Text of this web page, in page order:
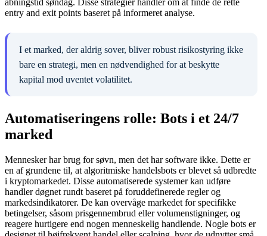
åbningstid søndag. Disse strategier handler om at finde de rette
entry and exit points baseret på informeret analyse.
I et marked, der aldrig sover, bliver robust risikostyring ikke
bare en strategi, men en nødvendighed for at beskytte
kapital mod uventet volatilitet.
Automatiseringens rolle: Bots i et 24/7
marked
Mennesker har brug for søvn, men det har software ikke. Dette er
en af grundene til, at algoritmiske handelsbots er blevet så udbredte
i kryptomarkedet. Disse automatiserede systemer kan udføre
handler døgnet rundt baseret på foruddefinerede regler og
markedsindikatorer. De kan overvåge markedet for specifikke
betingelser, såsom prisgennembrud eller volumenstigninger, og
reagere hurtigere end nogen menneskelig handlende. Nogle bots er